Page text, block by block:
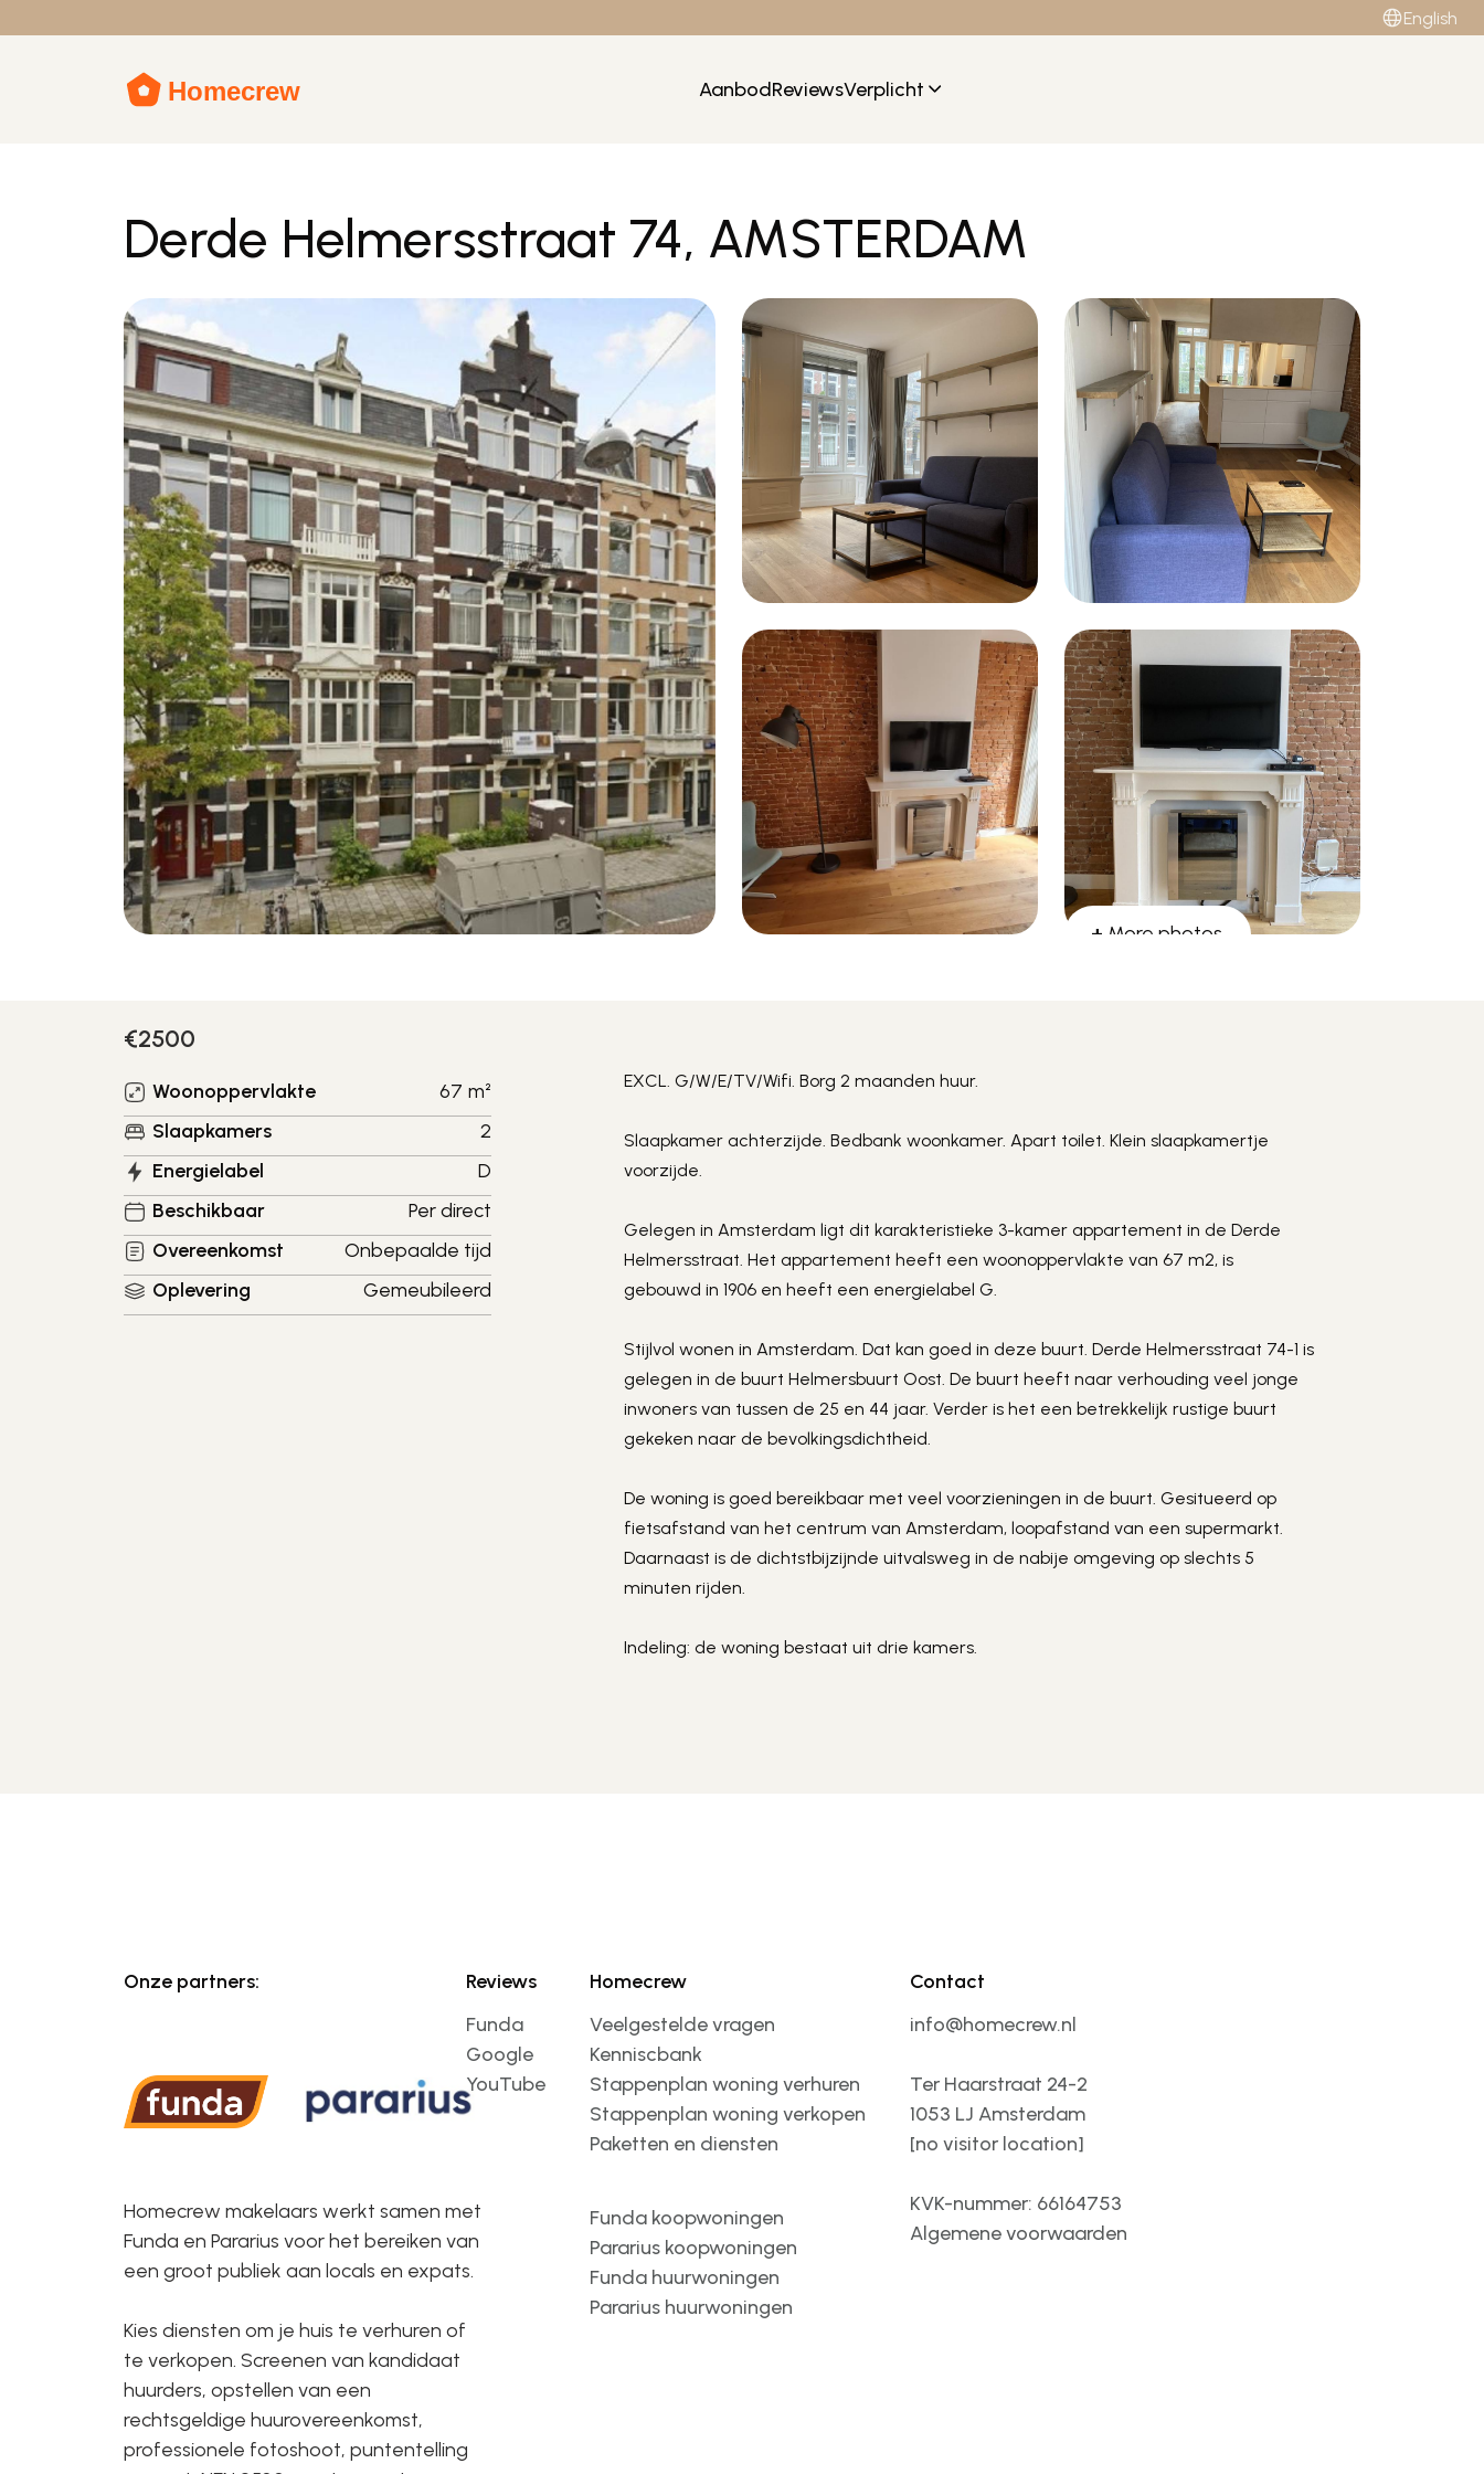
English
AanbodReviewsVerplicht
Derde Helmersstraat 74, AMSTERDAM
+ More photos
€2500
Woonoppervlakte 67 m²
Slaapkamers
2
Energielabel
D
Beschikbaar
Per direct
Overeenkomst
Onbepaalde tijd
Oplevering
Gemeubileerd
EXCL. G/W/E/TV/Wifi. Borg 2 maanden huur.
Slaapkamer achterzijde. Bedbank woonkamer. Apart toilet. Klein slaapkamertje
voorzijde.
Gelegen in Amsterdam ligt dit karakteristieke 3-kamer appartement in de Derde
Helmersstraat. Het appartement heeft een woonoppervlakte van 67 m2, is
gebouwd in 1906 en heeft een energielabel G.
Stijlvol wonen in Amsterdam. Dat kan goed in deze buurt. Derde Helmersstraat 74-1 is
gelegen in de buurt Helmersbuurt Oost. De buurt heeft naar verhouding veel jonge
inwoners van tussen de 25 en 44 jaar. Verder is het een betrekkelijk rustige buurt
gekeken naar de bevolkingsdichtheid.
De woning is goed bereikbaar met veel voorzieningen in de buurt. Gesitueerd op
fietsafstand van het centrum van Amsterdam, loopafstand van een supermarkt.
Daarnaast is de dichtstbijzijnde uitvalsweg in de nabije omgeving op slechts 5
minuten rijden.
Indeling: de woning bestaat uit drie kamers.
Onze partners:
Homecrew makelaars werkt samen met
Funda en Pararius voor het bereiken van
een groot publiek aan locals en expats.
Kies diensten om je huis te verhuren of
te verkopen. Screenen van kandidaat
huurders, opstellen van een
rechtsgeldige huurovereenkomst,
professionele fotoshoot, puntentelling
Reviews
Funda
Google
YouTube
Homecrew
Veelgestelde vragen
Kenniscbank
Stappenplan woning verhuren
Stappenplan woning verkopen
Paketten en diensten
Funda koopwoningen
Pararius koopwoningen
Funda huurwoningen
Pararius huurwoningen
Contact
info@homecrew.nl
Ter Haarstraat 24-2
1053 LJ Amsterdam
[no visitor location]
KVK-nummer: 66164753
Algemene voorwaarden